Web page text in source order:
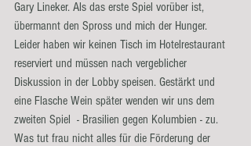
Gary Lineker. Als das erste Spiel vorüber ist,
übermannt den Spross und mich der Hunger.
Leider haben wir keinen Tisch im Hotelrestaurant
reserviert und müssen nach vergeblicher
Diskussion in der Lobby speisen. Gestärkt und
eine Flasche Wein später wenden wir uns dem
zweiten Spiel  - Brasilien gegen Kolumbien - zu.
Was tut frau nicht alles für die Förderung der